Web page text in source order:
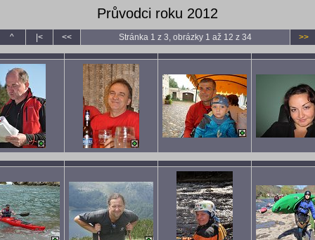
Průvodci roku 2012
^ |< << Stránka 1 z 3, obrázky 1 až 12 z 34 >>